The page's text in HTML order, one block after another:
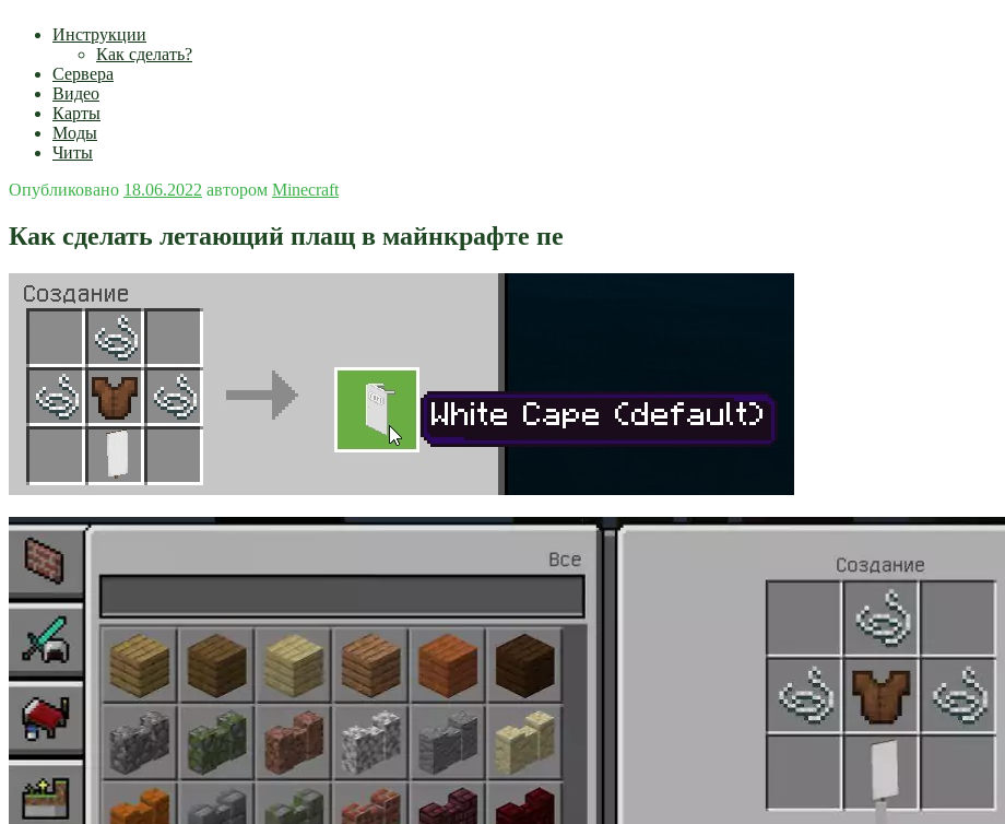
Инструкции
Как сделать?
Сервера
Видео
Карты
Моды
Читы
Опубликовано 18.06.2022 автором Minecraft
Как сделать летающий плащ в майнкрафте пе